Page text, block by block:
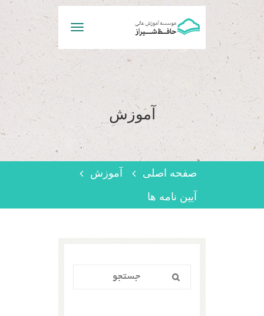
Toggle
navigation
آموزش
صفحه اصلی
آموزش
آیین نامه ها